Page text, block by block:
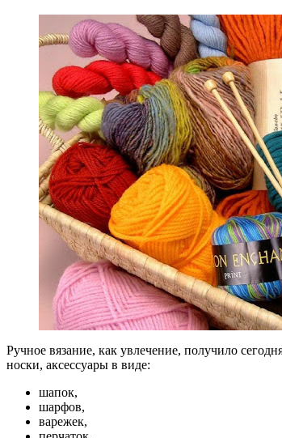
Ручное вязание, как увлечение, получило
носки, аксессуары в виде:
шапок,
шарфов,
варежек,